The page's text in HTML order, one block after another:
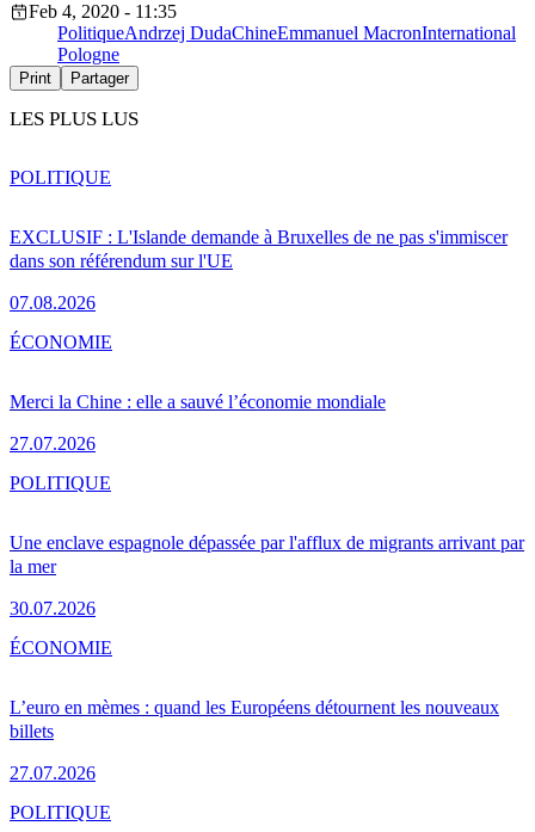
Feb 4, 2020 - 11:35
PolitiqueAndrzej DudaChineEmmanuel MacronInternational
Pologne
Print Partager
LES PLUS LUS
EXCLUSIF : L'Islande demande à Bruxelles de ne pas s'immiscer
dans son référendum sur l'UE
07.08.2026
POLITIQUE
Merci la Chine : elle a sauvé l’économie mondiale
27.07.2026
ÉCONOMIE
Une enclave espagnole dépassée par l'afflux de migrants arrivant par
la mer
30.07.2026
POLITIQUE
L’euro en mèmes : quand les Européens détournent les nouveaux
billets
27.07.2026
ÉCONOMIE
POLITIQUE